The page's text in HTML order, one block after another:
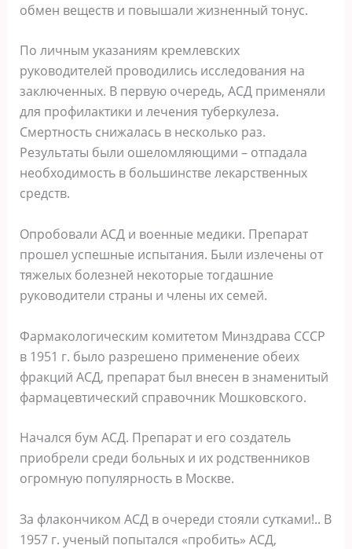
обмен веществ и повышали жизненный тонус.
По личным указаниям кремлевских
руководителей проводились исследования на
заключенных. В первую очередь, АСД применяли
для профилактики и лечения туберкулеза.
Смертность снижалась в несколько раз.
Результаты были ошеломляющими – отпадала
необходимость в большинстве лекарственных
средств.
Опробовали АСД и военные медики. Препарат
прошел успешные испытания. Были излечены от
тяжелых болезней некоторые тогдашние
руководители страны и члены их семей.
Фармакологическим комитетом Минздрава СССР
в 1951 г. было разрешено применение обеих
фракций АСД, препарат был внесен в знаменитый
фармацевтический справочник Мошковского.
Начался бум АСД. Препарат и его создатель
приобрели среди больных и их родственников
огромную популярность в Москве.
За флакончиком АСД в очереди стояли сутками!.. В
1957 г. ученый попытался «пробить» АСД,